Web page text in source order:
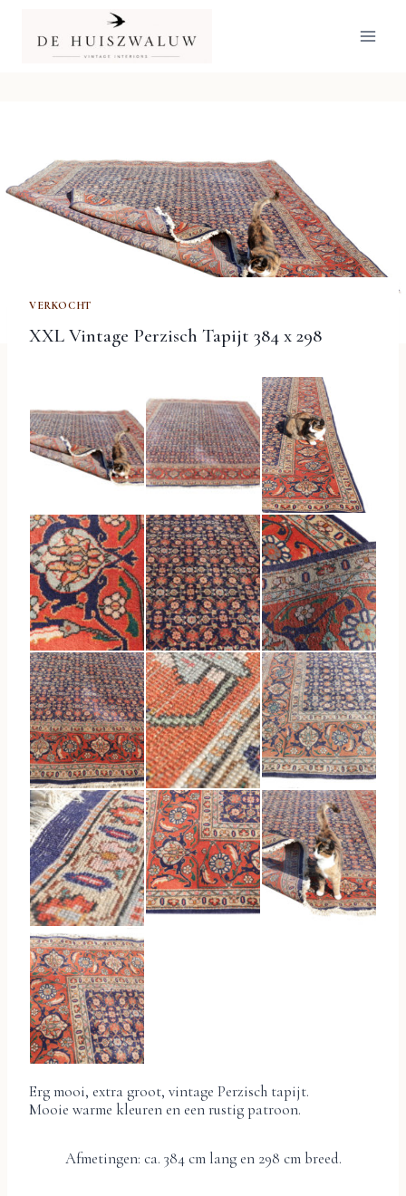
inhoud
VERKOCHT
XXL Vintage Perzisch Tapijt 384 x 298
Erg mooi, extra groot, vintage Perzisch tapijt.
Mooie warme kleuren en een rustig patroon.
Afmetingen: ca. 384 cm lang en 298 cm breed.